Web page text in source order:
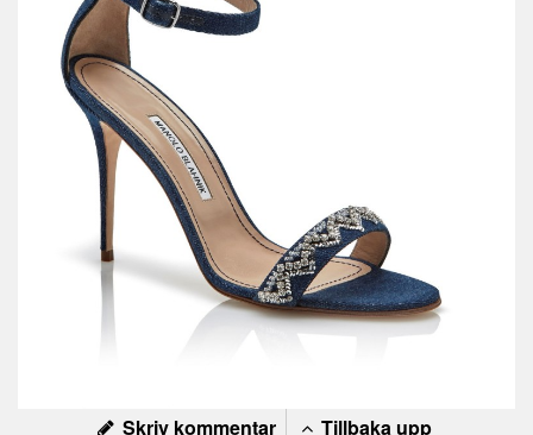
Skriv kommentar Tillbaka upp